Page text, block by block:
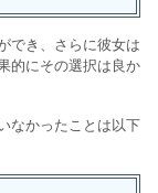
でき、さらに彼女は
的にその選択は良か
なかったことは以下